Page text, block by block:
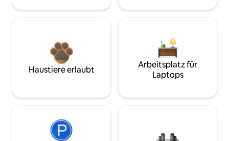
Haustiere erlaubt
Arbeitsplatz für
Laptops